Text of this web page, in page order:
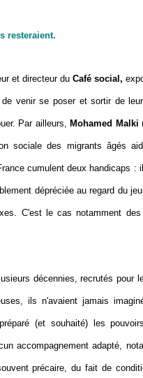
resteraient.
et directeur du Café social,
venir se poser et sortir de
Par ailleurs, Mohamed Malki
sociale des migrants âgés
cumulent deux handicaps :
dépréciée au regard du
C'est le cas notamment des
décennies, recrutés pour
ils n'avaient jamais
(et souhaité) les
accompagnement adapté,
précaire, du fait de